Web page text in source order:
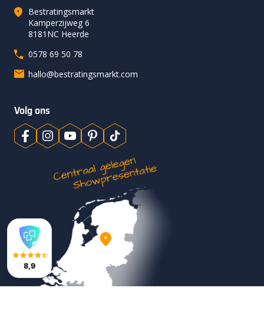
Bestratingsmarkt
Kamperzijweg 6
8181NC Heerde
0578 69 50 78
hallo@bestratingsmarkt.com
Volg ons
8,9